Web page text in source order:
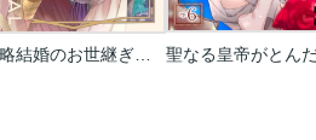
政略結婚のお世継ぎ事情【コミックス版】